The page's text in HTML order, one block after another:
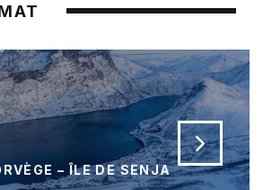
– ÎLE DE SENJA